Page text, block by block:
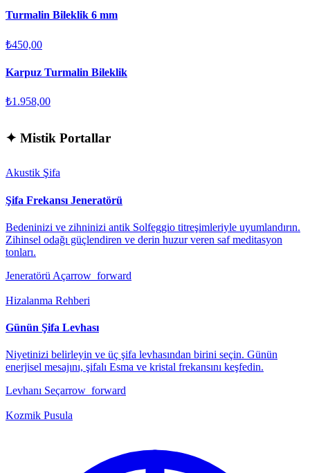
Turmalin Bileklik 6 mm
₺450,00
Karpuz Turmalin Bileklik
₺1.958,00
✦ Mistik Portallar
Akustik Şifa
Şifa Frekansı Jeneratörü
Bedeninizi ve zihninizi antik Solfeggio titreşimleriyle uyumlandırın.
Zihinsel odağı güçlendiren ve derin huzur veren saf meditasyon
tonları.
Jeneratörü Açarrow_forward
Hizalanma Rehberi
Günün Şifa Levhası
Niyetinizi belirleyin ve üç şifa levhasından birini seçin. Günün
enerjisel mesajını, şifalı Esma ve kristal frekansını keşfedin.
Levhanı Seçarrow_forward
Kozmik Pusula